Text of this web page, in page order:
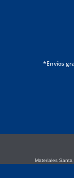
*Envíos
Materiales